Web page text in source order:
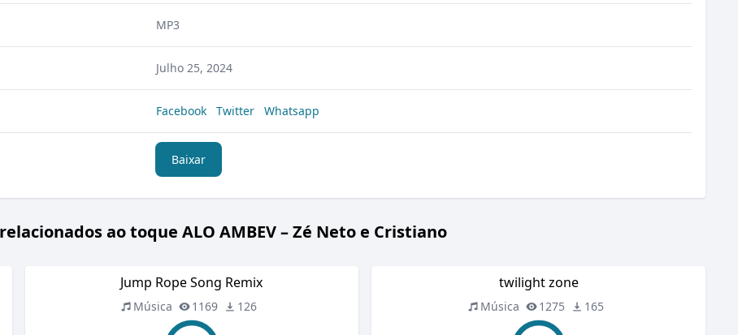
MP3
Julho 25, 2024
Facebook Twitter Whatsapp
Baixar
ao toque ALO AMBEV – Zé Neto e Cristiano
Jump Rope Song Remix
Música 1169 126
twilight zone
Música 1275 165